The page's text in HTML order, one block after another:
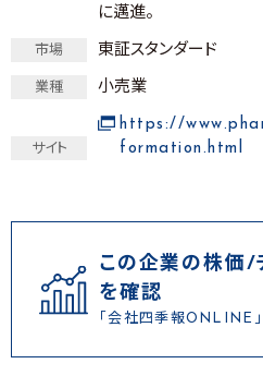
に邁進。
市場 東証スタンダード
業種 小売業
サイト
https://
formation.html
この企業の株価/
を確認
「会社四季報ONLINE」